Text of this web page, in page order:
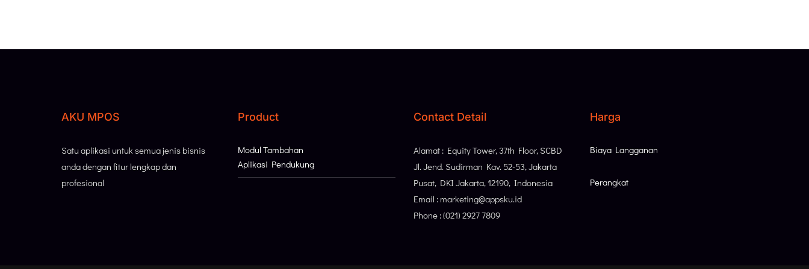
AKU MPOS
Satu aplikasi untuk semua jenis bisnis
anda dengan fitur lengkap dan
profesional
Product
Modul Tambahan
Aplikasi Pendukung
Contact Detail
Alamat : Equity Tower, 37th Floor, SCBD
Jl. Jend. Sudirman Kav. 52-53, Jakarta
Pusat, DKI Jakarta, 12190, Indonesia
Email : marketing@appsku.id
Phone : (021) 2927 7809
Harga
Biaya Langganan
Perangkat